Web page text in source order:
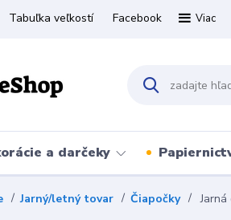
Tabuľka veľkostí Facebook Viac
a darčeky
Jarný/letný tovar Čiapočky